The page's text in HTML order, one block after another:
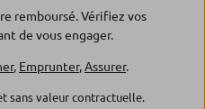
remboursé. Vérifiez vos
de vous engager.
, Emprunter,Assurer.
sans valeur contractuelle.